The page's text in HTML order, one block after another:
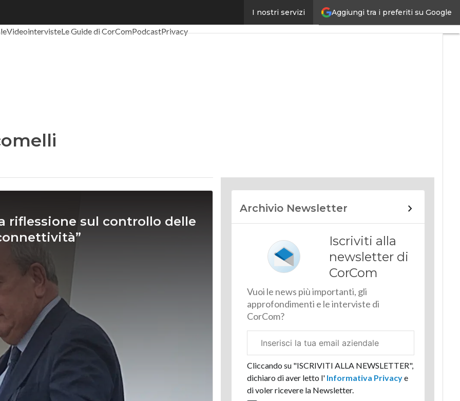
Aggiungi tra i preferiti su Google
I nostri servizi
VideointervisteLe Guide di CorComPodcastPrivacy
riflessione sul controllo delle
Archivio Newsletter
Iscriviti alla
newsletter di
CorCom
Vuoi le news più importanti, gli
approfondimenti e le interviste di
CorCom?
aziendale
Cliccando su "ISCRIVITI ALLA NEWSLETTER",
dichiaro di aver letto l'Informativa Privacye
di voler ricevere la Newsletter.